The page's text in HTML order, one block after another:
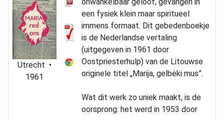
Utrecht •
1961
een fysiek klein maar spiritueel
immens formaat. Dit gebedenboekje
is de Nederlandse vertaling
(uitgegeven in 1961 door
Oostpriesterhulp) van de Litouwse
originele titel „Marija, gelbėki mus”.
Wat dit werk zo uniek maakt, is de
oorsprong: het werd in 1953 door